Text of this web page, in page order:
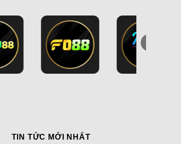
TIN TỨC MỚI NHẤT